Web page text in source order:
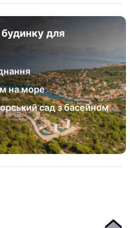
для
на море
сад з басейном